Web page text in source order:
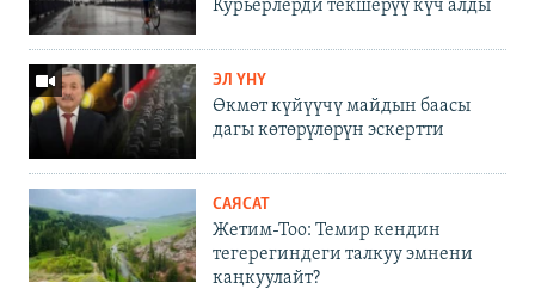
Курьерлерди текшерүү күч алды
ЭЛ ҮНҮ
Өкмөт күйүүчү майдын баасы
дагы көтөрүлөрүн эскертти
САЯСАТ
Жетим-Тоо: Темир кендин
тегерегиндеги талкуу эмнени
каңкуулайт?